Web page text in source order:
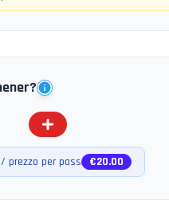
prezzo per pass €20.00